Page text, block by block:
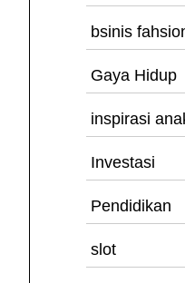
bsinis
Gaya Hidup
inspirasi
Investasi
Pendidikan
slot